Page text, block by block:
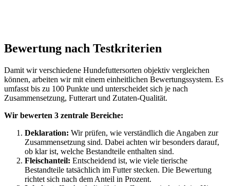
Bewertung nach Testkriterien
Damit wir verschiedene Hundefuttersorten objektiv vergleichen
können, arbeiten wir mit einem einheitlichen Bewertungssystem. Es
umfasst bis zu 100 Punkte und unterscheidet sich je nach
Zusammensetzung, Futterart und Zutaten-Qualität.
Wir bewerten 3 zentrale Bereiche:
Deklaration: Wir prüfen, wie verständlich die Angaben zur
Zusammensetzung sind. Dabei achten wir besonders darauf,
ob klar ist, welche Bestandteile enthalten sind.
Fleischanteil: Entscheidend ist, wie viele tierische
Bestandteile tatsächlich im Futter stecken. Die Bewertung
richtet sich nach dem Anteil in Prozent.